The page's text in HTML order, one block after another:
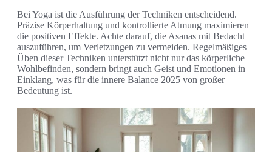
Bei Yoga ist die Ausführung der Techniken entscheidend.
Präzise Körperhaltung und kontrollierte Atmung maximieren
die positiven Effekte. Achte darauf, die Asanas mit Bedacht
auszuführen, um Verletzungen zu vermeiden. Regelmäßiges
Üben dieser Techniken unterstützt nicht nur das körperliche
Wohlbefinden, sondern bringt auch Geist und Emotionen in
Einklang, was für die innere Balance 2025 von großer
Bedeutung ist.